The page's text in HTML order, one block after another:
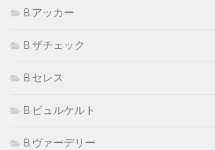
B.アッカー
B.ザチェック
B.セレス
B.ビュルケルト
B.ヴァーデリー